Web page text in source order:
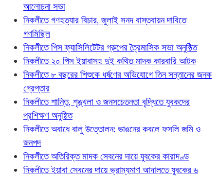
আলোচনা সভা
নিকলীতে গণহত্যার বিচার, জুলাই সনদ বাস্তবায়ন দাবিতে
গণমিছিল
নিকলীতে পিস ফ্যাসিলিটেটর গ্রুপের ত্রৈমাসিক সভা অনুষ্ঠিত
নিকলীতে ২০ পিস ইয়াবাসহ দুই কথিত মাদক কারবারি আটক
নিকলীতে ৮ বছরের শিশুকে ধর্ষণের অভিযোগে তিন সন্তানের জনক
গ্রেপ্তার
নিকলীতে শান্তি, শৃঙ্খলা ও জনসচেতনতা বৃদ্ধিতে যুবকদের
প্রশিক্ষণ অনুষ্ঠিত
নিকলীতে অবাধে বালু উত্তোলন: ভাঙনের কবলে ফসলি জমি ও
জনপদ
নিকলীতে অতিরিক্ত মাদক সেবনের দায়ে যুবকের কারাদণ্ড
নিকলীতে ইয়াবা সেবনের দায়ে ভ্রাম্যমাণ আদালতে যুবকের ৬